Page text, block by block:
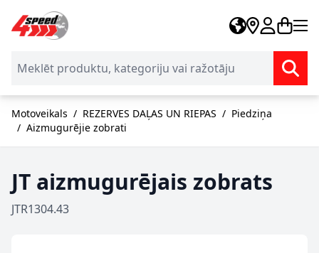
Skip to Content
Motoveikals / REZERVES DAĻAS UN RIEPAS / Piedziņa
/ Aizmugurējie zobrati
JT aizmugurējais zobrats
JTR1304.43